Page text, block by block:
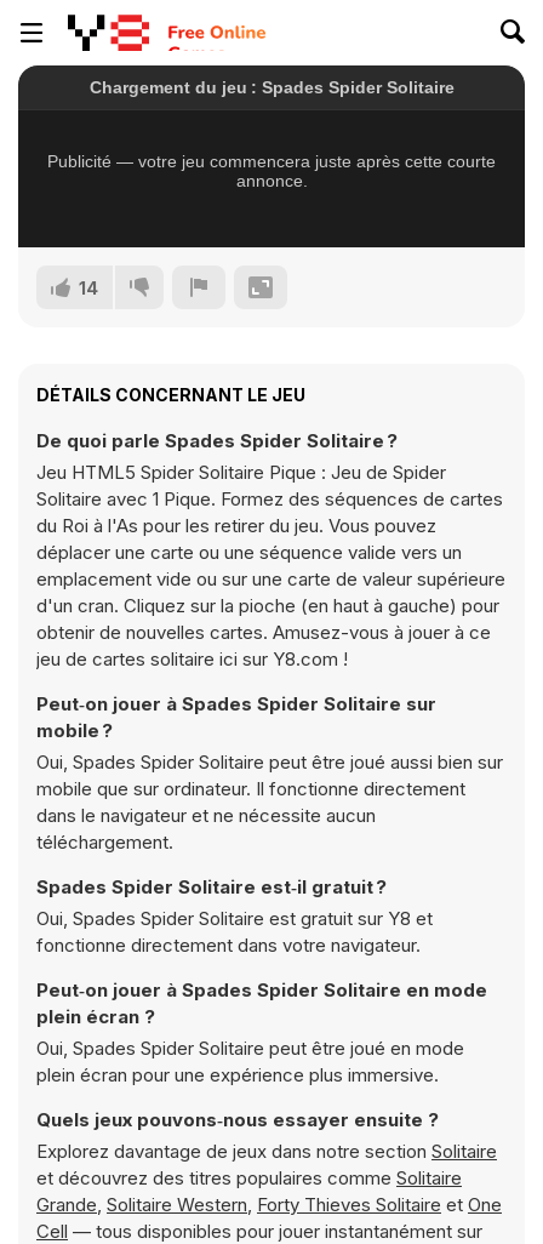
14
DÉTAILS CONCERNANT LE JEU
De quoi parle Spades Spider Solitaire ?
Jeu HTML5 Spider Solitaire Pique : Jeu de Spider
Solitaire avec 1 Pique. Formez des séquences de cartes
du Roi à l'As pour les retirer du jeu. Vous pouvez
déplacer une carte ou une séquence valide vers un
emplacement vide ou sur une carte de valeur supérieure
d'un cran. Cliquez sur la pioche (en haut à gauche) pour
obtenir de nouvelles cartes. Amusez-vous à jouer à ce
jeu de cartes solitaire ici sur Y8.com !
Peut‑on jouer à Spades Spider Solitaire sur
mobile ?
Oui, Spades Spider Solitaire peut être joué aussi bien sur
mobile que sur ordinateur. Il fonctionne directement
dans le navigateur et ne nécessite aucun
téléchargement.
Spades Spider Solitaire est‑il gratuit ?
Oui, Spades Spider Solitaire est gratuit sur Y8 et
fonctionne directement dans votre navigateur.
Peut‑on jouer à Spades Spider Solitaire en mode
plein écran ?
Oui, Spades Spider Solitaire peut être joué en mode
plein écran pour une expérience plus immersive.
Quels jeux pouvons‑nous essayer ensuite ?
Explorez davantage de jeux dans notre section Solitaire
et découvrez des titres populaires comme Solitaire
Grande, Solitaire Western, Forty Thieves Solitaire et One
Cell — tous disponibles pour jouer instantanément sur